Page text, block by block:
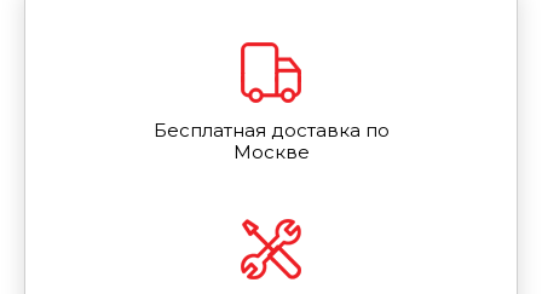
Бесплатная доставка по
Москве